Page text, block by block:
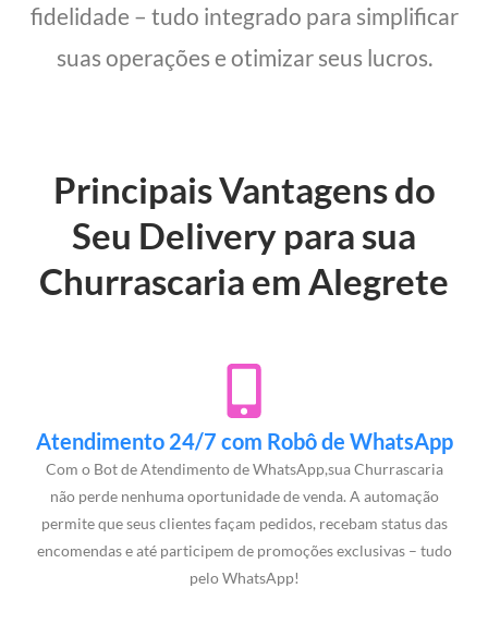
fidelidade – tudo integrado para simplificar
suas operações e otimizar seus lucros.
Principais Vantagens do
Seu Delivery para sua
Churrascaria em Alegrete
Atendimento 24/7 com Robô de WhatsApp
Com o Bot de Atendimento de WhatsApp,sua Churrascaria
não perde nenhuma oportunidade de venda. A automação
permite que seus clientes façam pedidos, recebam status das
encomendas e até participem de promoções exclusivas – tudo
pelo WhatsApp!